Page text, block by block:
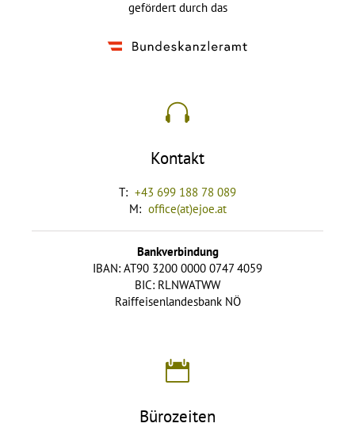
gefördert durch das
Kontakt
T: +43 699 188 78 089
M: office(at)ejoe.at
Bankverbindung
IBAN: AT90 3200 0000 0747 4059
BIC: RLNWATWW
Raiffeisenlandesbank NÖ
Bürozeiten